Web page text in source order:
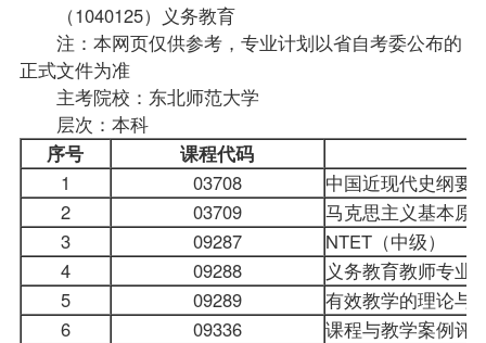
（1040125）义务教育
注：本网页仅供参考，专业计划以省自考委公布的
正式文件为准
主考院校：东北师范大学
层次：本科
序号
课程代码
1
03708
中国近现代史纲要
2
03709
马克思主义基本原
3
09287
NTET（中级）
4
09288
义务教育教师专业
5
09289
有效教学的理论与
6
09336
课程与教学案例评